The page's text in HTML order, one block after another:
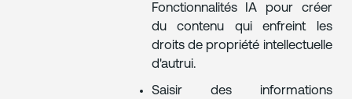
Fonctionnalités IA pour créer
du contenu qui enfreint les
droits de propriété intellectuelle
d'autrui.
Saisir des informations